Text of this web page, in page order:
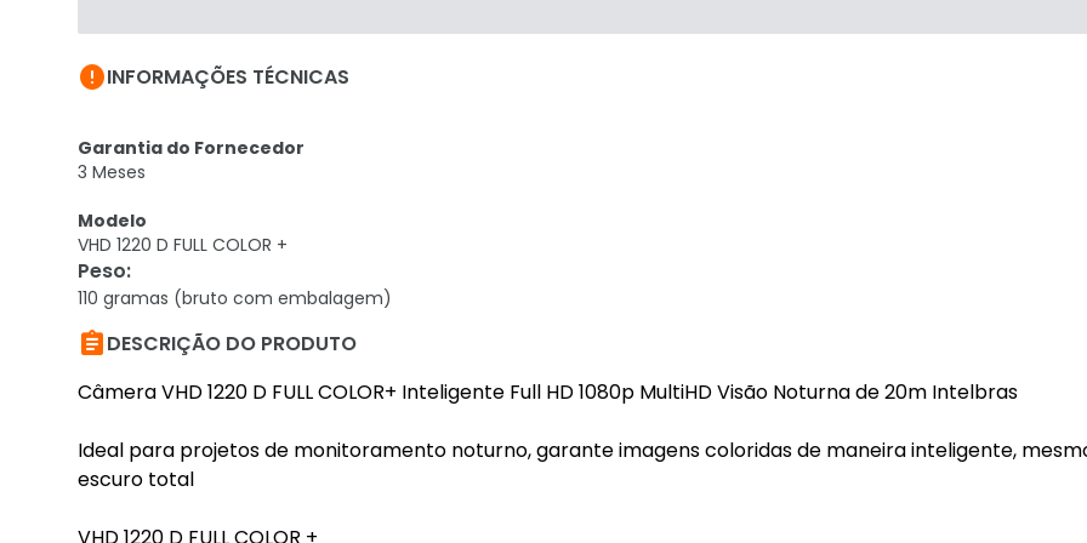
INFORMAÇÕES TÉCNICAS
Garantia do Fornecedor
3 Meses
Modelo
VHD 1220 D FULL COLOR +
Peso:
110 gramas (bruto com embalagem)
DESCRIÇÃO DO PRODUTO
Câmera VHD 1220 D FULL COLOR+ Inteligente Full HD 1080p MultiHD Visão Noturna de 20m Intelbras
Ideal para projetos de monitoramento noturno, garante imagens coloridas de maneira inteligente,
escuro total